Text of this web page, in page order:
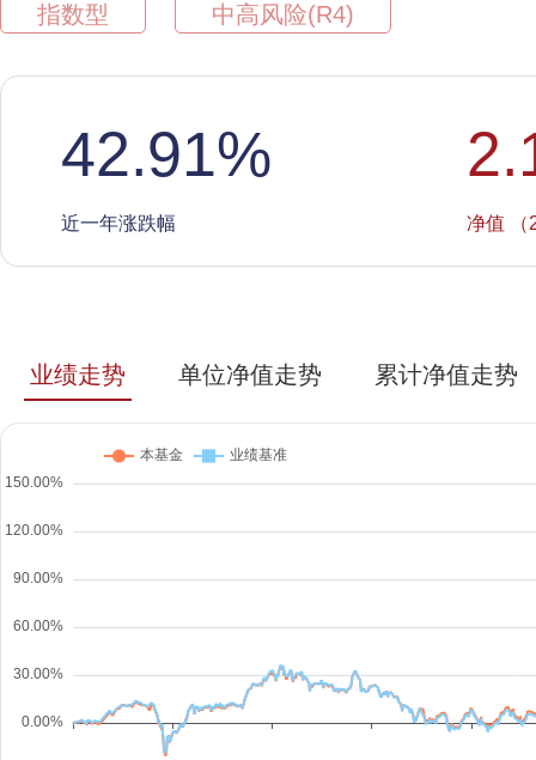
指数型 中高风险(R4)
42.91%
近一年涨跌幅 净值 （
业绩走势 单位净值走势 累计净值走势